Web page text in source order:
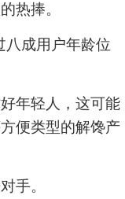
热捧。
成用户年龄位
年轻人，这可能
便类型的解馋产
手。